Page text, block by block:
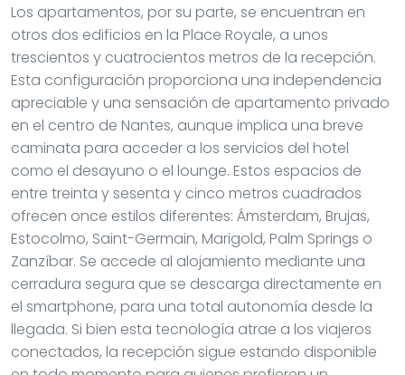
Los apartamentos, por su parte, se encuentran en
otros dos edificios en la Place Royale, a unos
trescientos y cuatrocientos metros de la recepción.
Esta configuración proporciona una independencia
apreciable y una sensación de apartamento privado
en el centro de Nantes, aunque implica una breve
caminata para acceder a los servicios del hotel
como el desayuno o el lounge. Estos espacios de
entre treinta y sesenta y cinco metros cuadrados
ofrecen once estilos diferentes: Ámsterdam, Brujas,
Estocolmo, Saint-Germain, Marigold, Palm Springs o
Zanzíbar. Se accede al alojamiento mediante una
cerradura segura que se descarga directamente en
el smartphone, para una total autonomía desde la
llegada. Si bien esta tecnología atrae a los viajeros
conectados, la recepción sigue estando disponible